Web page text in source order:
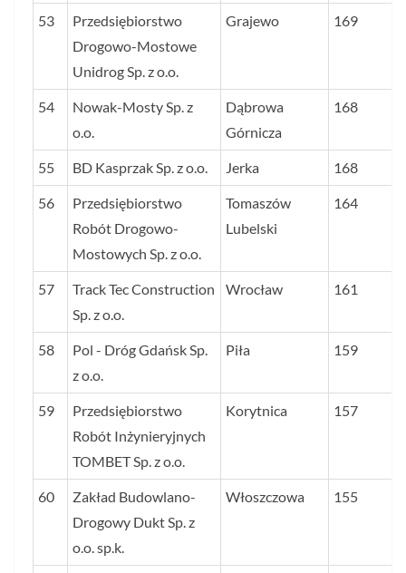
53
Przedsiębiorstwo
Drogowo-Mostowe
Unidrog Sp. z o.o.
Grajewo 169
54
Nowak-Mosty Sp. z
o.o.
Dąbrowa
Górnicza
168
55 BD Kasprzak Sp. z o.o. Jerka 168
56
Przedsiębiorstwo
Robót Drogowo-
Mostowych Sp. z o.o.
Tomaszów
Lubelski
164
57
Track Tec Construction
Sp. z o.o.
Wrocław 161
58
Pol - Dróg Gdańsk Sp.
z o.o.
Piła 159
59
Przedsiębiorstwo
Robót Inżynieryjnych
TOMBET Sp. z o.o.
Korytnica 157
60
Zakład Budowlano-
Drogowy Dukt Sp. z
o.o. sp.k.
Włoszczowa 155